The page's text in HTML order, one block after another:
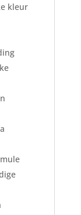
kleur